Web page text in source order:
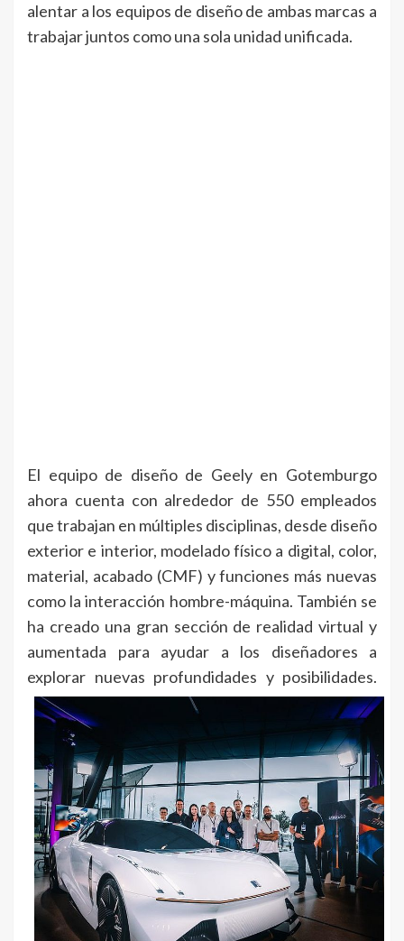
alentar a los equipos de diseño de ambas marcas a
trabajar juntos como una sola unidad unificada.
El equipo de diseño de Geely en Gotemburgo
ahora cuenta con alrededor de 550 empleados
que trabajan en múltiples disciplinas, desde diseño
exterior e interior, modelado físico a digital, color,
material, acabado (CMF) y funciones más nuevas
como la interacción hombre-máquina. También se
ha creado una gran sección de realidad virtual y
aumentada para ayudar a los diseñadores a
explorar nuevas profundidades y posibilidades.